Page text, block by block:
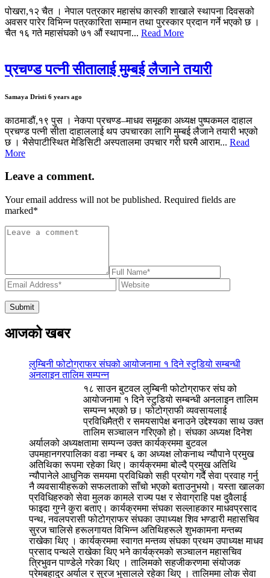
पोखरा,१२ चैत । नेपाल पत्रकार महासंघ कास्की शाखाले स्थापना दिवसको
अवसर पारेर विभिन्न पत्रकारिता सम्मान तथा पुरस्कार प्रदान गर्ने भएको छ ।
चैत १६ गते महासंघको ७१ औं स्थापना... Read More
प्रचण्ड पत्नी सीतालाई मुम्बई लैजाने तयारी
Samaya Dristi 6 years ago
काठमाडौं,१९ पुस । नेकपा प्रचण्ड–माधव समूहका अध्यक्ष पुष्पकमल दाहाल
प्रचण्ड पत्नी सीता दाहाललाई थप उपचारका लागि मुम्बई लैजाने तयारी भएको
छ । भैसेपाटीस्थित मेडिसिटी अस्पतालमा उपचार गरी घरमै आराम... Read
More
Leave a comment.
Your email address will not be published. Required fields are
marked*
आजको खबर
लुम्बिनी फोटोग्राफर संघको आयोजनामा १ दिने स्टुडियो सम्बन्धी
अनलाइन तालिम सम्पन्न
१८ साउन बुटवल लुम्बिनी फोटोग्राफर संघ को
आयोजनामा १ दिने स्टुडियो सम्बन्धी अनलाइन तालिम
सम्पन्न भएको छ। फोटोग्राफी व्यवसायलाई
प्रविधिमैत्री र समयसापेक्ष बनाउने उद्देश्यका साथ उक्त
तालिम सञ्चालन गरिएको हो। संघका अध्यक्ष दिनेश
अर्यालको अध्यक्षतामा सम्पन्न उक्त कार्यक्रममा बुटवल
उपमहानगरपालिका वडा नम्बर ६ का अध्यक्ष लोकनाथ न्यौपाने प्रमुख
अतिथिका रूपमा रहेका थिए। कार्यक्रममा बोल्दै प्रमुख अतिथि
न्यौपानेले आधुनिक समयमा प्रविधिको सही प्रयोग गर्दै सेवा प्रवाह गर्नु
नै व्यवसायीहरूको सफलताको साँचो भएको बताउनुभयो। यस्ता खालका
प्रविधिहरुको सेवा मुलक कामले राज्य पक्ष र सेवाग्राहि पक्ष दुवैलाई
फाइदा गुग्ने कुरा बताए। कार्यक्रममा संघका सल्लाहकार माधवप्रसाद
पन्थ, नवलपरासी फोटोग्राफर संघका उपाध्यक्ष शिव भण्डारी महासचिव
सुरज चालिसे हरूलगायत विभिन्न अतिथिहरूले शुभकामना मन्तब्य
राखेका थिए । कार्यक्रममा स्वागत मन्तव्य संघका प्रथम उपाध्यक्ष माधव
प्रसाद पन्थले राखेका थिए भने कार्यक्रमको सञ्चालन महासचिव
त्रिभुवन पाण्डेले गरेका थिए । तालिमको सहजीकरणमा संयोजक
प्रेमबहादुर अर्याल र सुरज भुसालले रहेका थिए । तालिममा लोक सेवा